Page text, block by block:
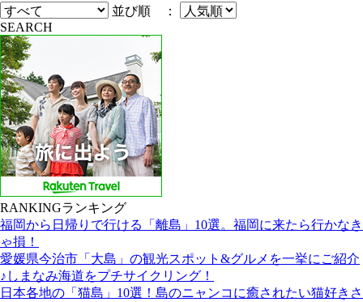
並び順 ：
SEARCH
RANKINGランキング
福岡から日帰りで行ける「離島」10選。福岡に来たら行かなき
ゃ損！
愛媛県今治市「大島」の観光スポット&グルメを一挙にご紹介
♪しまなみ海道をプチサイクリング！
日本各地の「猫島」10選！島のニャンコに癒されたい猫好きさ